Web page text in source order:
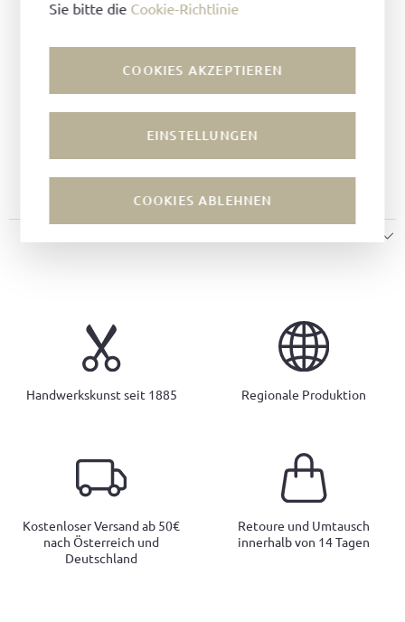
Sie bitte die Cookie-Richtlinie
COOKIES AKZEPTIEREN
EINSTELLUNGEN
COOKIES ABLEHNEN
Leisten: Kitzmantel Leisten
Bergprofilsohle
Geprägtes Logo
Handwerkskunst seit 1885 Regionale Produktion
Kostenloser Versand ab 50€
nach Österreich und
Deutschland
Retoure und Umtausch
innerhalb von 14 Tagen